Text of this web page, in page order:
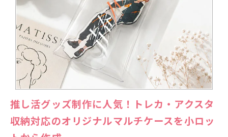
推し活グッズ制作に人気！トレカ・アクスタ
収納対応のオリジナルマルチケースを小ロッ